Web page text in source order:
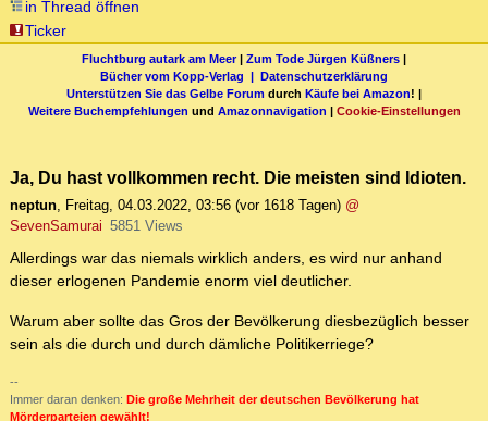
in Thread öffnen
Ticker
Fluchtburg autark am Meer| Zum Tode Jürgen Küßners |
Bücher vom Kopp-Verlag | Datenschutzerklärung
Unterstützen Sie das Gelbe Forum durch Käufe bei Amazon! |
Weitere Buchempfehlungen und Amazonnavigation | Cookie-Einstellungen
Ja, Du hast vollkommen recht. Die meisten sind Idioten.
neptun, Freitag, 04.03.2022, 03:56 (vor 1618 Tagen) @
SevenSamurai 5851 Views
Allerdings war das niemals wirklich anders, es wird nur anhand
dieser erlogenen Pandemie enorm viel deutlicher.
Warum aber sollte das Gros der Bevölkerung diesbezüglich besser
sein als die durch und durch dämliche Politikerriege?
--
Immer daran denken: Die große Mehrheit der deutschen Bevölkerung hat
Mörderparteien gewählt!